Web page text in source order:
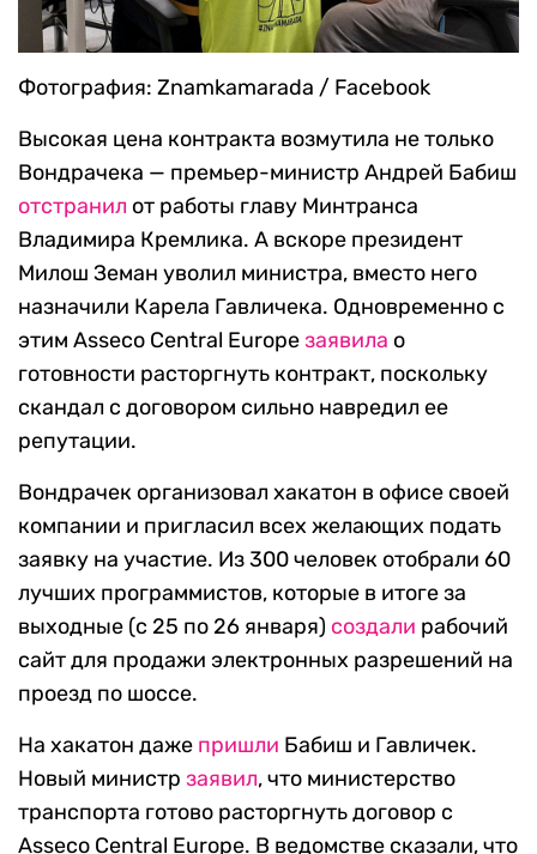
Фотография: Znamkamarada / Facebook
Высокая цена контракта возмутила не только
Вондрачека — премьер-министр Андрей Бабиш
отстранил от работы главу Минтранса
Владимира Кремлика. А вскоре президент
Милош Земан уволил министра, вместо него
назначили Карела Гавличека. Одновременно с
этим Asseco Central Europeзаявила о
готовности расторгнуть контракт, поскольку
скандал с договором сильно навредил ее
репутации.
Вондрачек организовал хакатон в офисе своей
компании и пригласил всех желающих подать
заявку на участие. Из 300 человек отобрали 60
лучших программистов, которые в итоге за
выходные (с 25 по 26 января) создали рабочий
сайт для продажи электронных разрешений на
проезд по шоссе.
На хакатон даже пришли Бабиш и Гавличек.
Новый министр заявил, что министерство
транспорта готово расторгнуть договор с
Asseco Central Europe. В ведомстве сказали, что